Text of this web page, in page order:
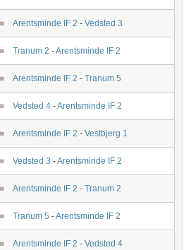
Arentsminde IF 2-Vedsted 3
Tranum 2 -Arentsminde IF 2
Arentsminde IF 2-Tranum 5
Vedsted 4 -Arentsminde IF 2
Arentsminde IF 2-Vestbjerg 1
Vedsted 3 -Arentsminde IF 2
Arentsminde IF 2-Tranum 2
Tranum 5 -Arentsminde IF 2
Arentsminde IF 2-Vedsted 4